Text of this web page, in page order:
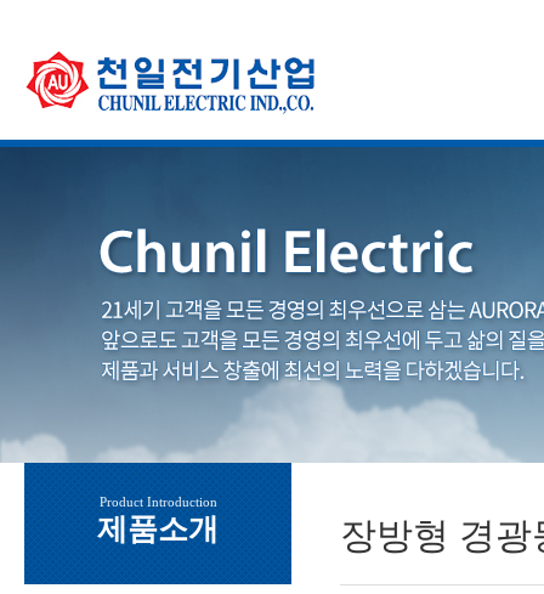
Product Introduction
제품소개 장방형 경광